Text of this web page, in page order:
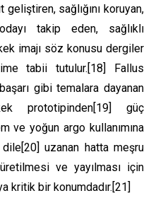
geliştiren, sağlığını koruyan,
takip eden, sağlıklı
imajı söz konusu dergiler
tabii tutulur.[18]
Fallus
gibi temalara dayanan
prototipinden[19]
güç
ve yoğun argo kullanımına
dile[20] uzanan hatta meşru
ve yayılması için
kritik bir konumdadır.[21]